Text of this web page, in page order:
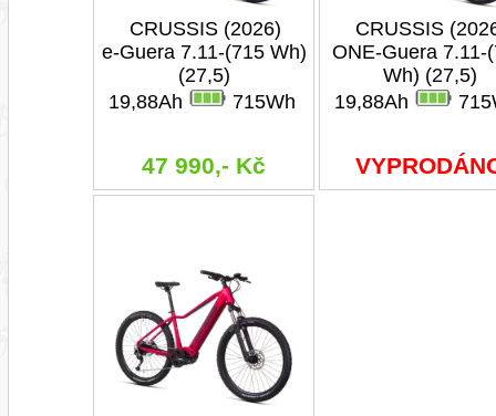
CRUSSIS (2026)
e-Guera 7.11-(715 Wh)
(27,5)
19,88Ah
715Wh
47 990,- Kč
CRUSSIS
ONE-Guera 7.11-
Wh) (27,5)
19,88Ah